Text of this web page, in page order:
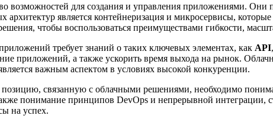
возможностей для создания и управления приложениями. Они
является контейнеризация и микросервисы,
чтобы воспользоваться преимуществами гибкости,
требует знаний о таких ключевых элементах, как API,
приложений, а также ускорить время выхода на рынок.
важным аспектом в условиях высокой конкуренции.
связанную с облачными решениями, необходимо
понимание принципов DevOps и непрерывной
на успех.